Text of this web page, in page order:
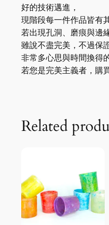
好的技術邁進，
現階段每一件作品皆有
若出現孔洞、磨痕與邊
雖說不盡完美，不過保
非常多心思與時間換得
若您是完美主義者，購
Related